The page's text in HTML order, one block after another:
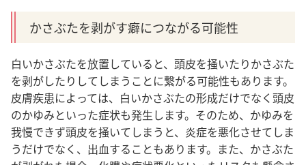
かさぶたを剥がす癖につながる可能性
白いかさぶたを放置していると、頭皮を掻いたりかさぶた
を剥がしたりしてしまうことに繋がる可能性もあります。
皮膚疾患によっては、白いかさぶたの形成だけでなく頭皮
のかゆみといった症状も発生します。そのため、かゆみを
我慢できず頭皮を掻いてしまうと、炎症を悪化させてしま
うだけでなく、出血することもあります。また、かさぶた